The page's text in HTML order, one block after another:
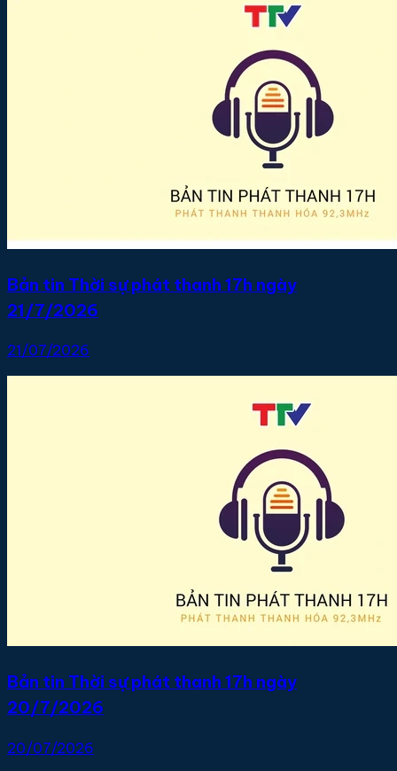
Bản tin Thời sự phát thanh 17h ngày
21/7/2026
21/07/2026
Bản tin Thời sự phát thanh 17h ngày
20/7/2026
20/07/2026